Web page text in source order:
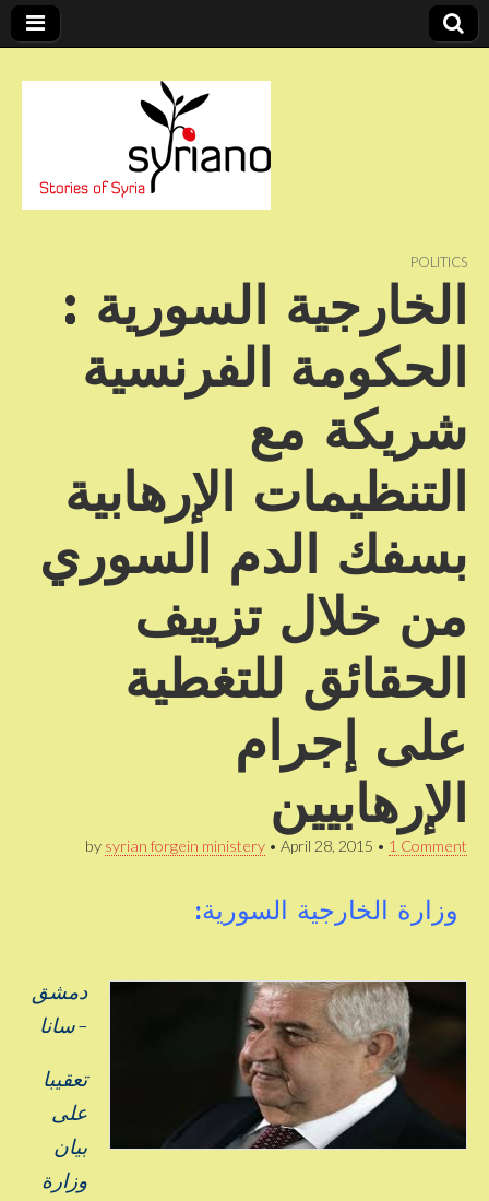
syriano POLITICS
الخارجية السورية :
الحكومة الفرنسية
شريكة مع
التنظيمات الإرهابية
بسفك الدم السوري
من خلال تزييف
الحقائق للتغطية
على إجرام
الإرهابيين
by syrian forgein ministery • April 28, 2015 • 1 Comment
وزارة الخارجية السورية:
دمشق
-سانا
تعقيبا
على
بيان
وزارة